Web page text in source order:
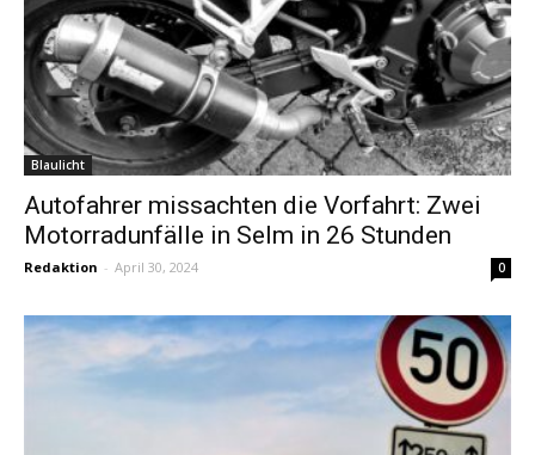
Blaulicht
Autofahrer missachten die Vorfahrt: Zwei
Motorradunfälle in Selm in 26 Stunden
Redaktion - April 30, 2024 0